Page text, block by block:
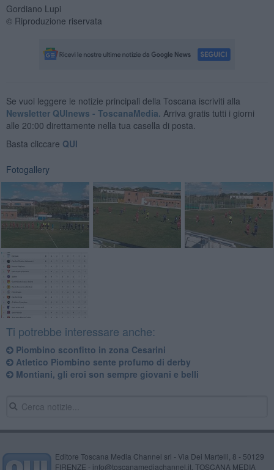
Gordiano Lupi
© Riproduzione riservata
Se vuoi leggere le notizie principali della Toscana iscriviti alla
Newsletter QUInews - ToscanaMedia. Arriva gratis tutti i giorni
alle 20:00 direttamente nella tua casella di posta.
Basta cliccare QUI
Fotogallery
Ti potrebbe interessare anche:
Piombino sconfitto in zona Cesarini
Atletico Piombino sente profumo di derby
Montiani, gli eroi son sempre giovani e belli
Editore Toscana Media Channel srl - Via Dei Martelli, 8 - 50129
FIRENZE - info@toscanamediachannel.it. TOSCANA MEDIA